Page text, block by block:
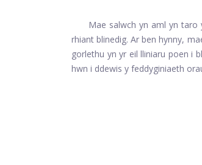
Mae salwch yn aml yn taro
rhiant blinedig. Ar ben hynny,
gorlethu yn yr eil lliniaru poen i
hwn i ddewis y feddyginiaeth